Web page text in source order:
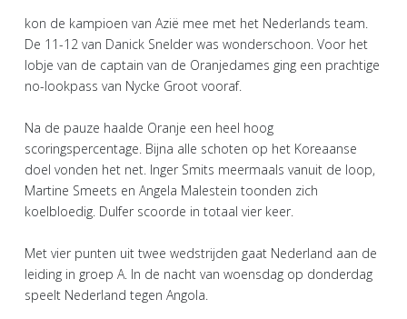
kon de kampioen van Azië mee met het Nederlands team.
De 11-12 van Danick Snelder was wonderschoon. Voor het
lobje van de captain van de Oranjedames ging een prachtige
no-lookpass van Nycke Groot vooraf.
Na de pauze haalde Oranje een heel hoog
scoringspercentage. Bijna alle schoten op het Koreaanse
doel vonden het net. Inger Smits meermaals vanuit de loop,
Martine Smeets en Angela Malestein toonden zich
koelbloedig. Dulfer scoorde in totaal vier keer.
Met vier punten uit twee wedstrijden gaat Nederland aan de
leiding in groep A. In de nacht van woensdag op donderdag
speelt Nederland tegen Angola.